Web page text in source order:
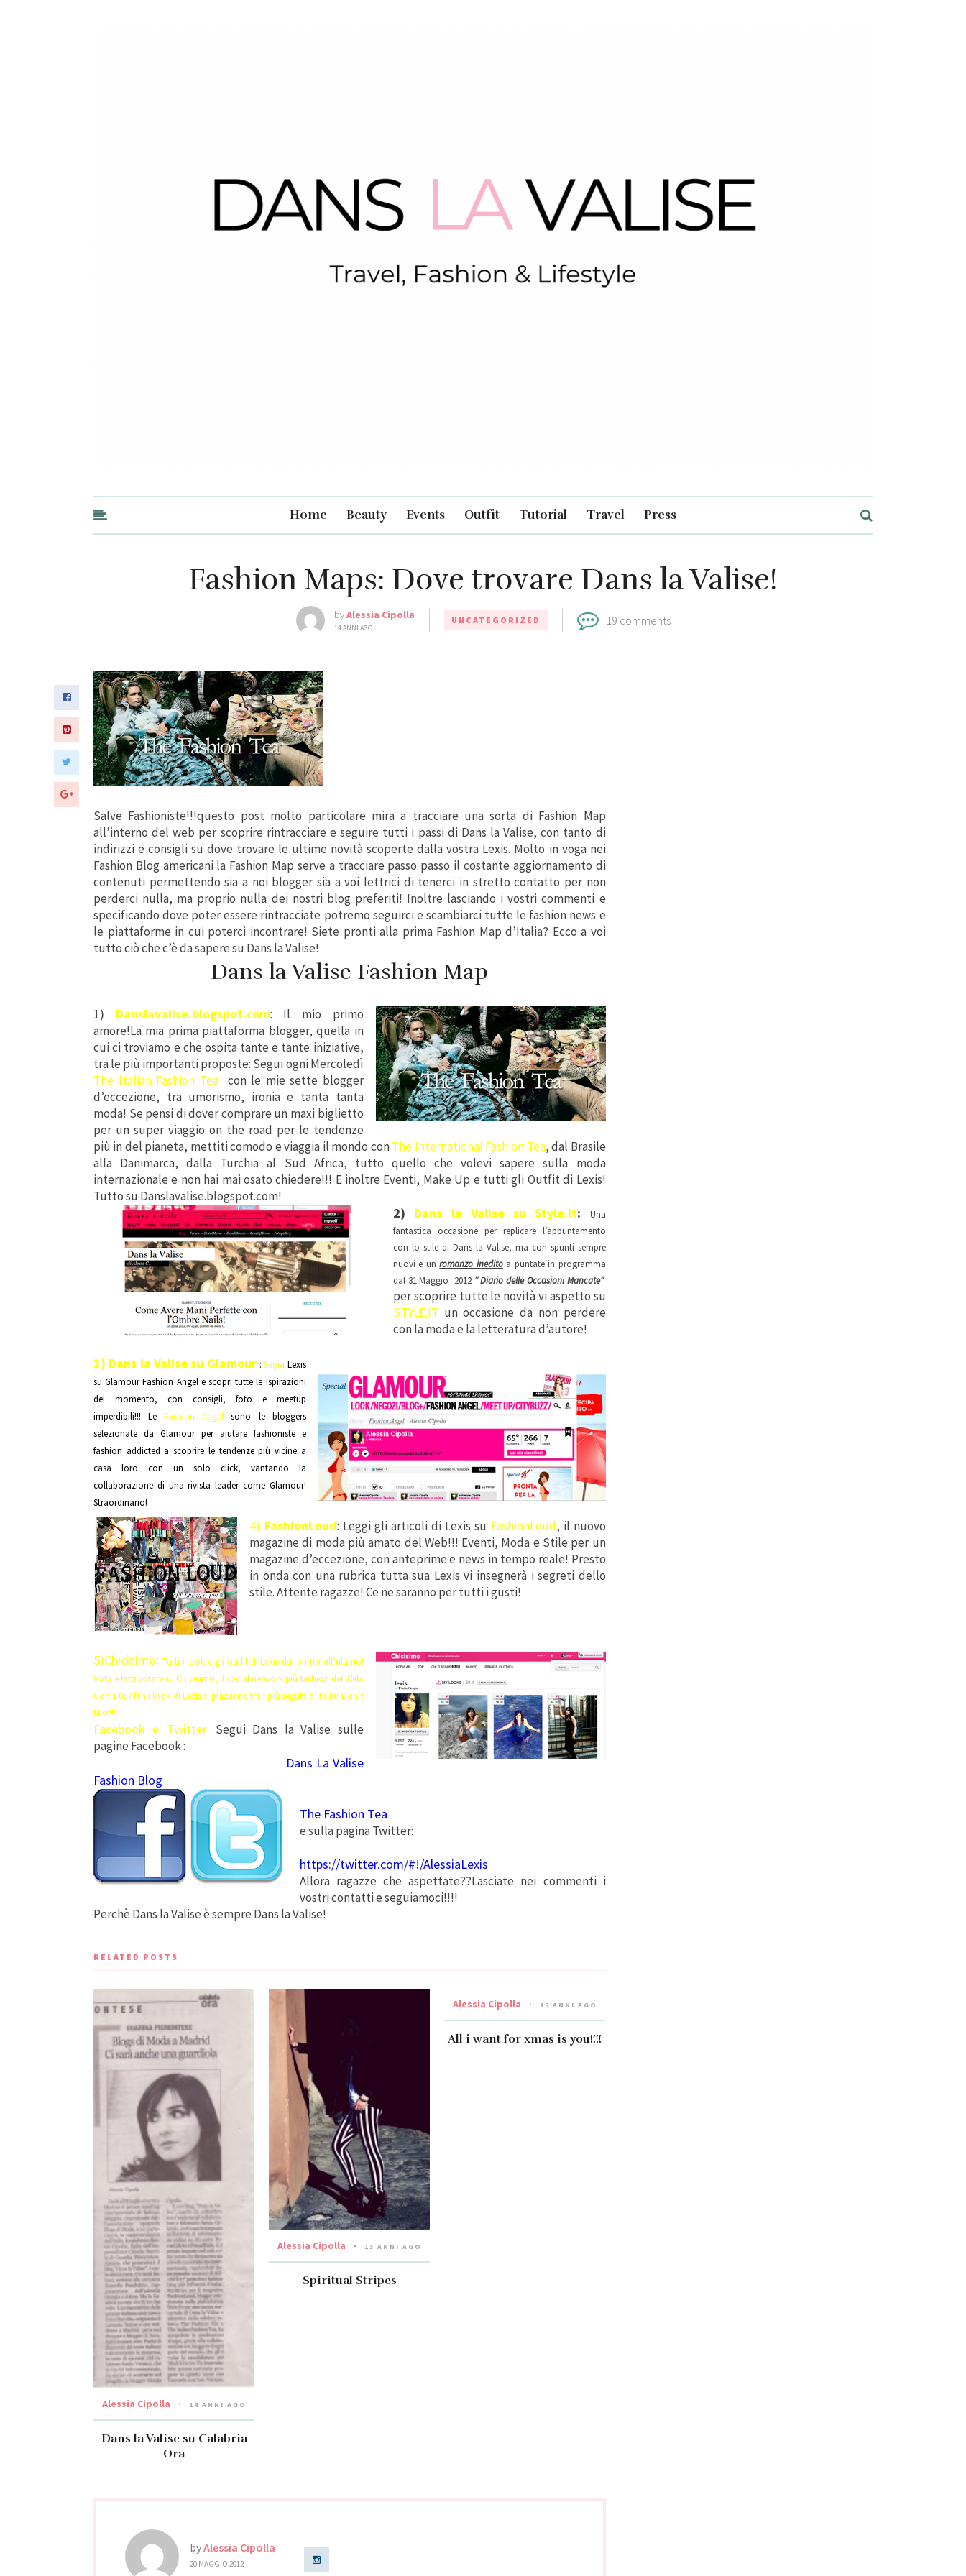
Home Beauty Events Outfit Tutorial Travel Press
Fashion Maps: Dove trovare Dans la Valise!
byAlessia Cipolla
14 ANNI AGO
UNCATEGORIZED 19 comments
Salve Fashioniste!!!questo post molto particolare mira a tracciare una sorta di Fashion Map
all’interno del web per scoprire rintracciare e seguire tutti i passi di Dans la Valise, con tanto di
indirizzi e consigli su dove trovare le ultime novità scoperte dalla vostra Lexis. Molto in voga nei
Fashion Blog americani la Fashion Map serve a tracciare passo passo il costante aggiornamento di
contenuti permettendo sia a noi blogger sia a voi lettrici di tenerci in stretto contatto per non
perderci nulla, ma proprio nulla dei nostri blog preferiti! Inoltre lasciando i vostri commenti e
specificando dove poter essere rintracciate potremo seguirci e scambiarci tutte le fashion news e
le piattaforme in cui poterci incontrare! Siete pronti alla prima Fashion Map d’Italia? Ecco a voi
tutto ciò che c’è da sapere su Dans la Valise!
Dans la Valise Fashion Map
1) Danslavalise.blogspot.com: Il mio primo
amore!La mia prima piattaforma blogger, quella in
cui ci troviamo e che ospita tante e tante iniziative,
tra le più importanti proposte: Segui ogni Mercoledì
The Italian Fashion Tea
con le mie sette blogger
d’eccezione, tra umorismo, ironia e tanta tanta
moda! Se pensi di dover comprare un maxi biglietto
per un super viaggio on the road per le tendenze
più in del pianeta, mettiti comodo e viaggia il mondo conThe International Fashion Tea, dal Brasile
alla Danimarca, dalla Turchia al Sud Africa, tutto quello che volevi sapere sulla moda
internazionale e non hai mai osato chiedere!!! E inoltre Eventi, Make Up e tutti gli Outfit di Lexis!
Tutto su Danslavalise.blogspot.com!
2) Dans la Valise su Style.It:
Una
fantastica occasione per replicare l’appuntamento
con lo stile di Dans la Valise, ma con spunti sempre
nuovi e unromanzo ineditoa puntate in programma
dal 31 Maggio 2012 ” Diario delle Occasioni Mancate”
per scoprire tutte le novità vi aspetto su
STYLE.IT un occasione da non perdere
con la moda e la letteratura d’autore!
3) Dans la Valise su Glamour :Segui Lexis
su Glamour Fashion Angel e scopri tutte le ispirazioni
del momento, con consigli, foto e meetup
imperdibili!!! LeFashion Angel sono le bloggers
selezionate da Glamour per aiutare fashioniste e
fashion addicted a scoprire le tendenze più vicine a
casa loro con un solo click, vantando la
collaborazione di una rivista leader come Glamour!
Straordinario!
4) FashionLoud: Leggi gli articoli di Lexis su FashionLoud, il nuovo
magazine di moda più amato del Web!!! Eventi, Moda e Stile per un
magazine d’eccezione, con anteprime e news in tempo reale! Presto
in onda con una rubrica tutta sua Lexis vi insegnerà i segreti dello
stile. Attente ragazze! Ce ne saranno per tutti i gusti!
5)Chicisimo: Tutti ilook e gli outfit di Lexis dal primo all’ultimo!
Vota e fatti votare su Chicisimo, il social network più fashion del Web.
Con 1.057 fan i look di Lexis si piazzano tra i più seguiti d’Italia! Don’t
Miss!!!
Facebook e Twitter: Segui Dans la Valise sulle
pagine Facebook :
Dans La Valise
Fashion Blog
The Fashion Tea
e sulla pagina Twitter:
https://twitter.com/#!/AlessiaLexis
Allora ragazze che aspettate??Lasciate nei commenti i
vostri contatti e seguiamoci!!!!
Perchè Dans la Valise è sempre Dans la Valise!
RELATED POSTS
Alessia Cipolla 14 ANNI AGO
Dans la Valise su Calabria
Ora
Alessia Cipolla 13 ANNI AGO
Spiritual Stripes
Alessia Cipolla 15 ANNI AGO
All i want for xmas is you!!!!
byAlessia Cipolla
20 MAGGIO 2012